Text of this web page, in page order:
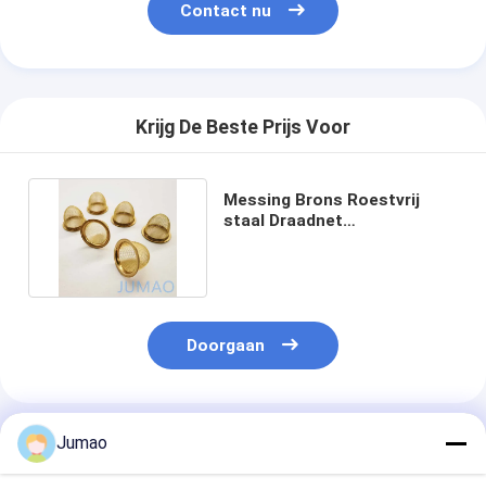
Contact nu
Krijg De Beste Prijs Voor
Messing Brons Roestvrij
staal Draadnet
Doorgaan
Geadviseerde Producten
Jumao